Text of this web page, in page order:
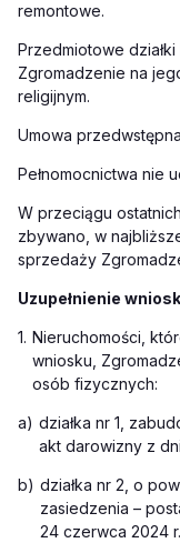
remontowe.
Przedmiotowe
Zgromadzenie na
religijnym.
Umowa
Pełnomocnictwa nie
W przeciągu
zbywano, w
sprzedaży
Uzupełnienie
1. Nieruchomości,
wniosku,
osób fizycznych:
a) działka nr 1,
akt darowizny z
b) działka nr 2, o
zasiedzenia –
24 czerwca 2024